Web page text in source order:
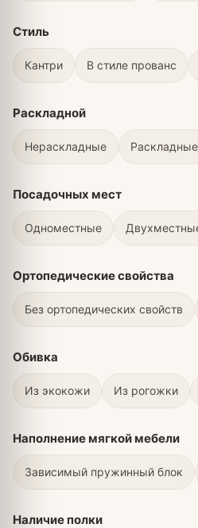
Стиль
Кантри В стиле прованс
Раскладной
Нераскладные Раскладные
Посадочных мест
Одноместные
Ортопедические свойства
Без ортопедических свойств
Обивка
Из экокожи Из рогожки
Наполнение мягкой мебели
Зависимый пружинный блок
Наличие полки